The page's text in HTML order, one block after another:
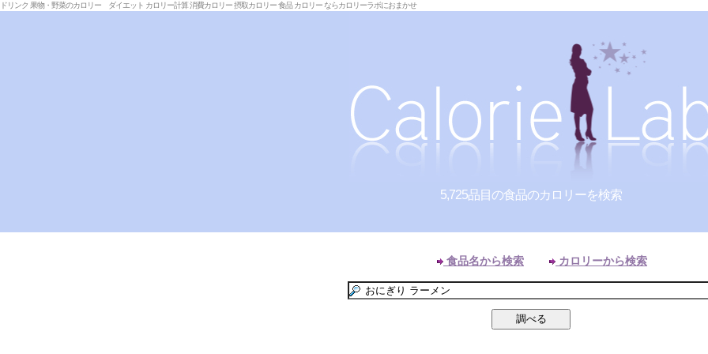
ドリンク 果物・野菜のカロリー ダイエット カロリー計算 消費カロリー 摂取カロリー 食品 カロリー ならカロリーラボにおまかせ
5,725品目の食品のカロリーを検索
食品名から検索 カロリーから検索